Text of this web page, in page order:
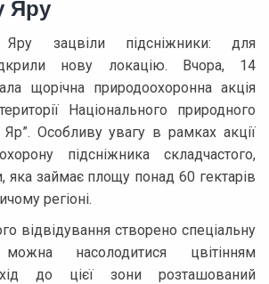
Яру
зацвіли підсніжники: для
нову локацію. Вчора, 14
щорічна природоохоронна акція
Національного природного
Особливу увагу в рамках акції
підсніжника складчастого,
яка займає площу понад 60 гектарів
регіоні.
відвідування створено спеціальну
насолодитися цвітінням
до цієї зони розташований